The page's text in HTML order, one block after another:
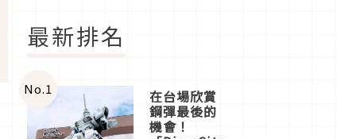
最新排名
No.1 在台場欣賞
鋼彈最後的
機會！